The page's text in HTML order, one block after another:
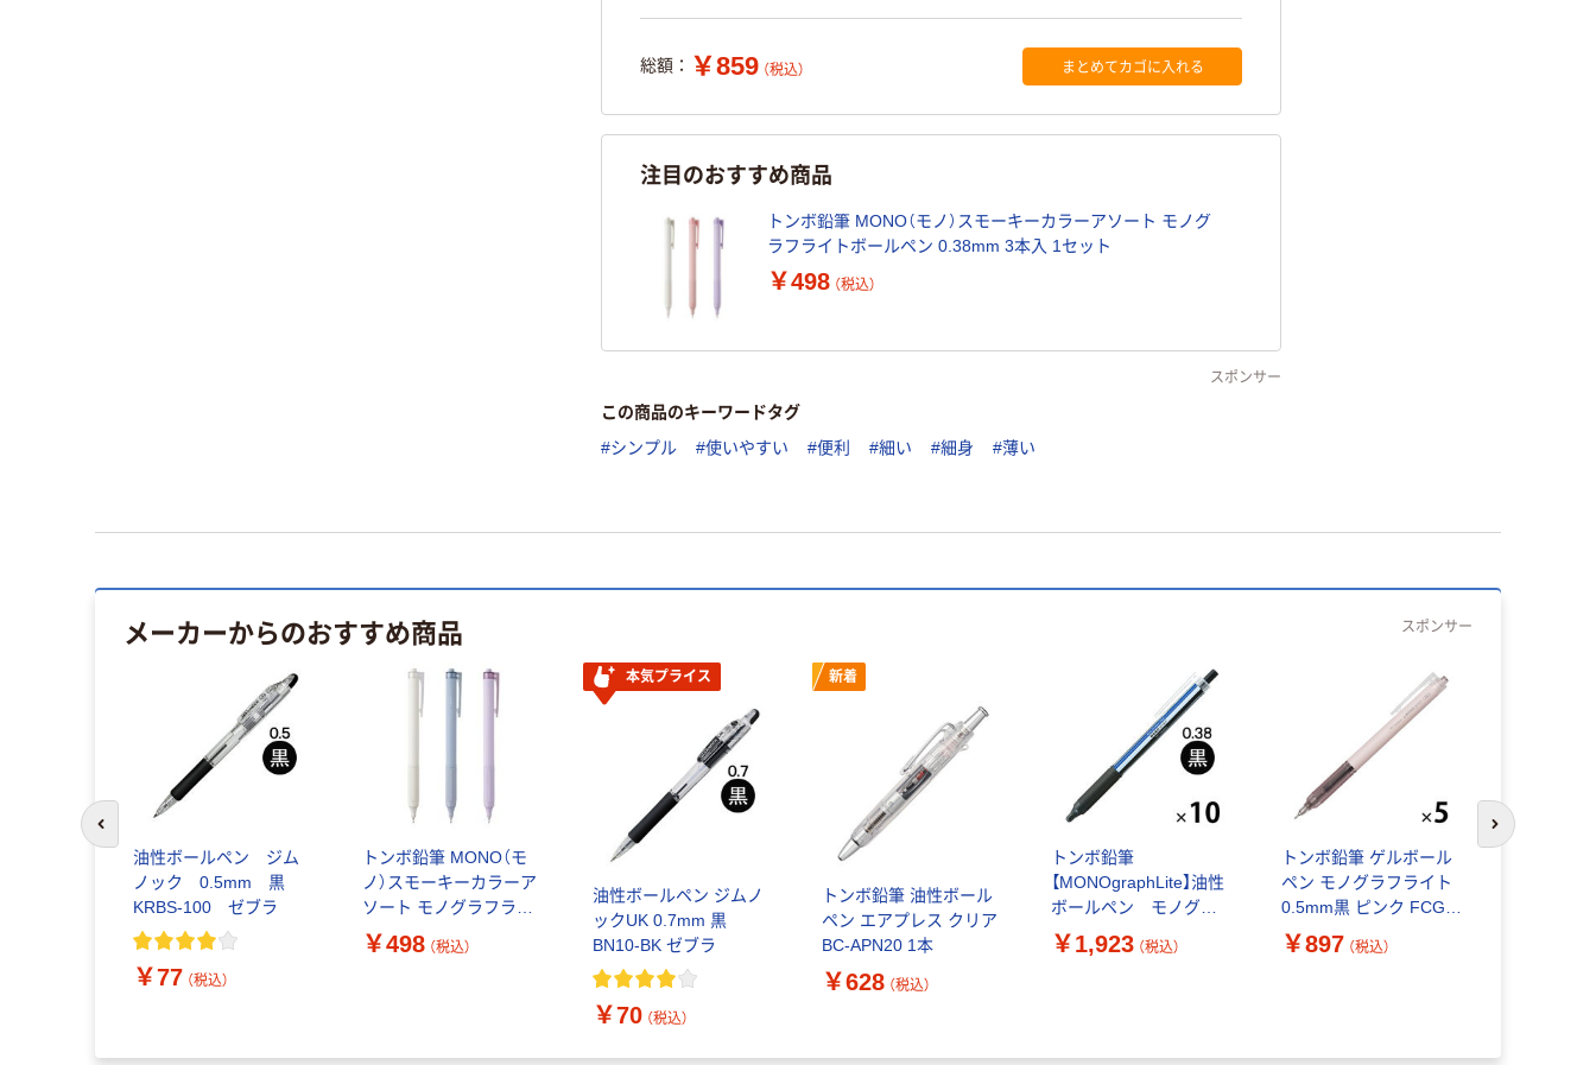
総額： ￥859 （税込） まとめてカゴに入れる
注目のおすすめ商品
トンボ鉛筆 MONO（モノ）スモーキーカラーアソート モノグ
ラフライトボールペン 0.38mm 3本入 1セット
￥498 （税込）
スポンサー
この商品のキーワードタグ
#シンプル #使いやすい #便利 #細い #細身 #薄い
メーカーからのおすすめ商品 スポンサー
油性ボールペン ジム
ノック 0.5mm 黒
KRBS-100 ゼブラ
￥77 （税込）
トンボ鉛筆 MONO（モ
ノ）スモーキーカラーア
ソート モノグラフライ
トボールペン 0.5mm 3
本入 1セット
￥498 （税込）
本気プライス
油性ボールペン ジムノ
ックUK 0.7mm 黒
BN10-BK ゼブラ
￥70 （税込）
新着
トンボ鉛筆 油性ボール
ペン エアプレス クリア
BC-APN20 1本
￥628 （税込）
トンボ鉛筆
【MONOgraphLite】油性
ボールペン モノグラ
フライト 黒インク
0.38mm モノカラー
￥1,923 （税込）
トンボ鉛筆 ゲルボール
ペン モノグラフライト
0.5mm黒 ピンク FCG-
124D 1セット(1本×5)
￥897 （税込）
前のスライドへ 次のスライド